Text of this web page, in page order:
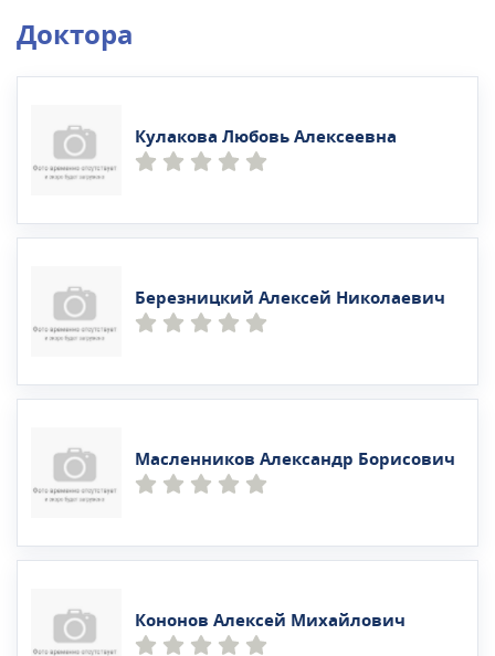
Доктора
Кулакова Любовь Алексеевна
Березницкий Алексей Николаевич
Масленников Александр Борисович
Кононов Алексей Михайлович